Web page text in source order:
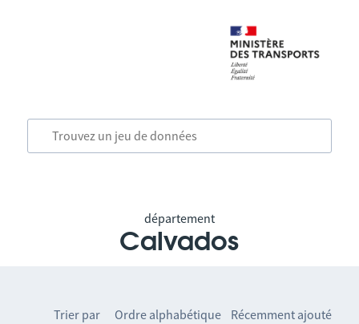
département
Calvados
Trier par Ordre alphabétique Récemment ajouté